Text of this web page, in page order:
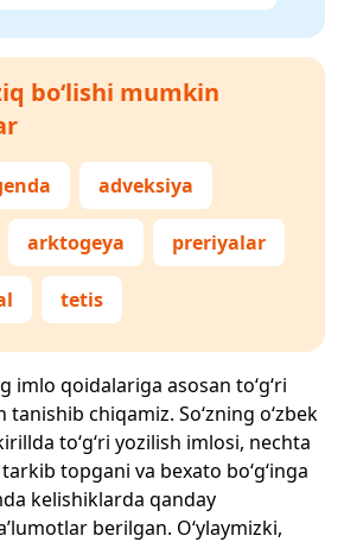
bo‘lishi mumkin
adveksiya
arktogeya preriyalar
tetis
imlo qoidalariga asosan to‘g‘ri
chiqamiz. So‘zning o‘zbek
to‘g‘ri yozilish imlosi, nechta
topgani va bexato bo‘g‘inga
kelishiklarda qanday
berilgan. O‘ylaymizki,